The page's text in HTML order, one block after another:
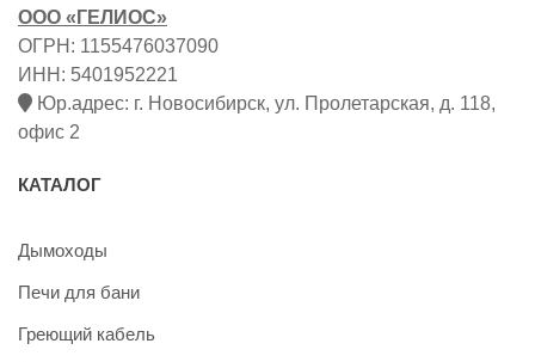
ООО «ГЕЛИОС»
ОГРН: 1155476037090
ИНН: 5401952221
Юр.адрес: г. Новосибирск, ул. Пролетарская, д. 118,
офис 2
КАТАЛОГ
Дымоходы
Печи для бани
Греющий кабель